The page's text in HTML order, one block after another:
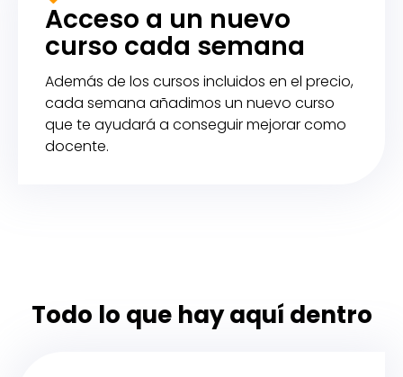
Acceso a un nuevo
curso cada semana
Además de los cursos incluidos en el precio,
cada semana añadimos un nuevo curso
que te ayudará a conseguir mejorar como
docente.
Todo lo que hay aquí dentro